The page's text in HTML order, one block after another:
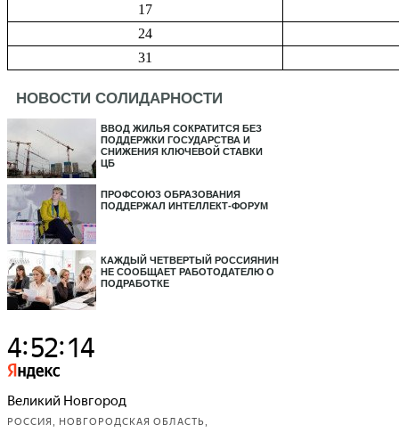
17
24
31
НОВОСТИ СОЛИДАРНОСТИ
ВВОД ЖИЛЬЯ СОКРАТИТСЯ БЕЗ
ПОДДЕРЖКИ ГОСУДАРСТВА И
СНИЖЕНИЯ КЛЮЧЕВОЙ СТАВКИ
ЦБ
ПРОФСОЮЗ ОБРАЗОВАНИЯ
ПОДДЕРЖАЛ ИНТЕЛЛЕКТ-ФОРУМ
КАЖДЫЙ ЧЕТВЕРТЫЙ РОССИЯНИН
НЕ СООБЩАЕТ РАБОТОДАТЕЛЮ О
ПОДРАБОТКЕ